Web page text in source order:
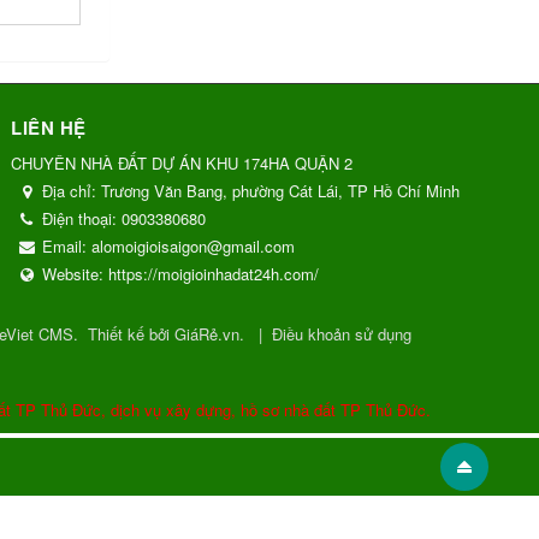
LIÊN HỆ
CHUYÊN NHÀ ĐẤT DỰ ÁN KHU 174HA QUẬN 2
Địa chỉ:Trương Văn Bang, phường Cát Lái, TP Hồ Chí Minh
Điện thoại:0903380680
Email:alomoigioisaigon@gmail.com
Website: https://moigioinhadat24h.com/
CMS. Thiết kế bởi GiáRẻ.vn. | Điều khoản sử dụng
TP Thủ Đức, dịch vụ xây dựng, hồ sơ nhà đất TP Thủ Đức.